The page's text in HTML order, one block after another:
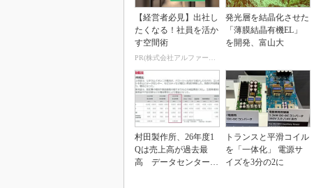
【経営者必見】出社し
たくなる！社員を活か
す空間術
PR(株式会社アルファーテクノ)
発光層を結晶化させた
「薄膜結晶有機EL」
を開発、富山大
村田製作所、26年度1
Qは売上高が過去最
高 データセンター関
トランスと平滑コイル
を「一体化」 電源サ
イズを3分の2に